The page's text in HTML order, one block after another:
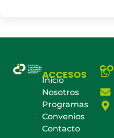
ACCESOS
Inicio
Nosotros
Programas
Convenios
Contacto